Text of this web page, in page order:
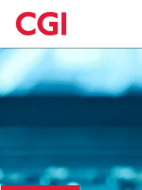
Skip
to
main
content